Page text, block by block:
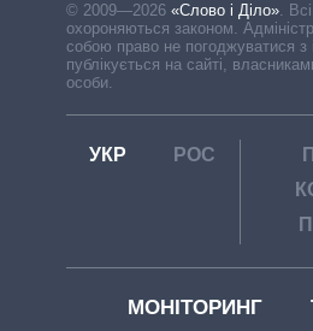
© 2009—2026 «Слово і Діло».
охороняються законом.
собою право не погоджуватися з
публікується на сайті,
особи.
УКР РОС
МОНІТОРИНГ